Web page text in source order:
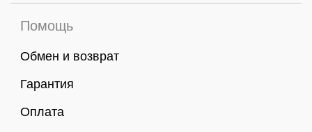
Помощь
Обмен и возврат
Гарантия
Оплата